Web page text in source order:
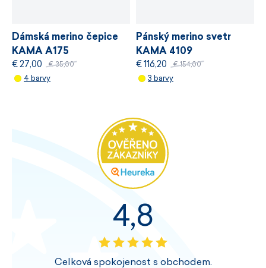
Dámská merino čepice
KAMA A175
€ 27,00 € 35,00
4 barvy
Pánský merino svetr
KAMA 4109
€ 116,20 € 154,00
3 barvy
4,8
Celková spokojenost s obchodem.